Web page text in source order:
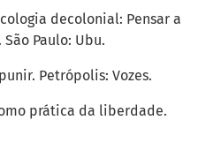
decolonial: Pensar a
Paulo: Ubu.
Petrópolis: Vozes.
prática da liberdade.